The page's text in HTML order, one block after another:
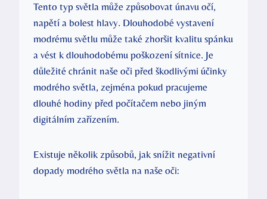
Tento typ světla může způsobovat únavu očí,
napětí a bolest hlavy. Dlouhodobé vystavení
modrému světlu může také zhoršit kvalitu spánku
a vést k dlouhodobému poškození sítnice. Je
důležité chránit naše oči před škodlivými účinky
modrého světla, zejména pokud pracujeme
dlouhé hodiny před počítačem nebo jiným
digitálním zařízením.
Existuje několik způsobů, jak snížit negativní
dopady modrého světla na naše oči: